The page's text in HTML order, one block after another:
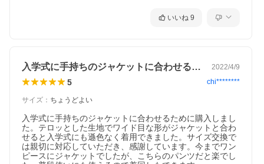
いいね 9
入学式に手持ちのジャケットに合わせるた… 2022/4/9
5 chi********
サイズ ： ちょうどよい
入学式に手持ちのジャケットに合わせるために購入しまし
た。テロッとした生地でワイド目な形がジャケットと合わ
せると入学式にも遜色なく着用できました。サイズ交換で
は親切に対応していただき、感謝しています。今までワン
ピースにジャケットでしたが、こちらのパンツだと楽でし